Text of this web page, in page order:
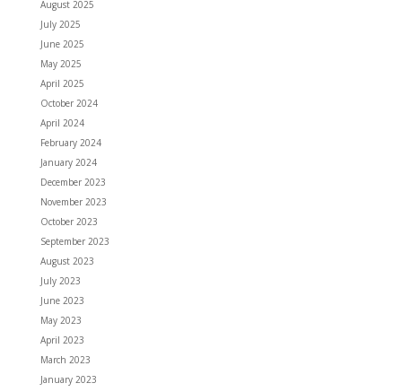
August 2025
July 2025
June 2025
May 2025
April 2025
October 2024
April 2024
February 2024
January 2024
December 2023
November 2023
October 2023
September 2023
August 2023
July 2023
June 2023
May 2023
April 2023
March 2023
January 2023